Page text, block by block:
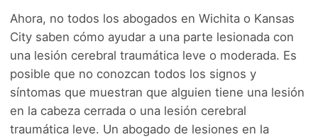
Ahora, no todos los abogados en Wichita o Kansas
City saben cómo ayudar a una parte lesionada con
una lesión cerebral traumática leve o moderada. Es
posible que no conozcan todos los signos y
síntomas que muestran que alguien tiene una lesión
en la cabeza cerrada o una lesión cerebral
traumática leve. Un abogado de lesiones en la